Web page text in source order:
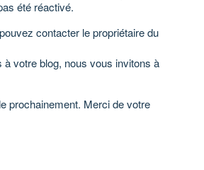
été réactivé.
contacter le propriétaire du
à votre blog, nous vous invitons à
prochainement. Merci de votre